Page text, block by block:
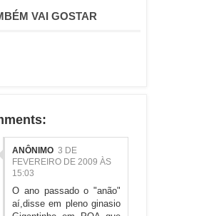
VAI GOSTAR
ANÔNIMO 3 DE
FEVEREIRO DE 2009 ÀS
15:03
O ano passado o "anão"
aí,disse em pleno ginasio